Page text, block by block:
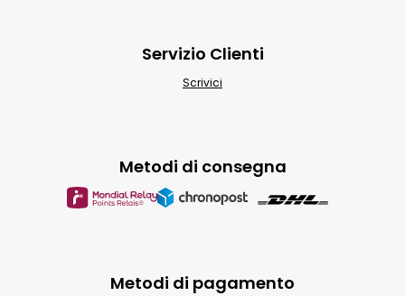
Metodi di pagamento
Metodi di consegna
Servizio Clienti
Scrivici